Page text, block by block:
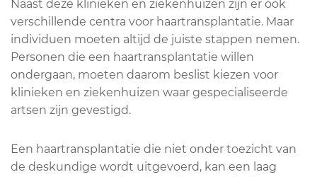
Naast deze klinieken en ziekenhuizen zijn er ook
verschillende centra voor haartransplantatie. Maar
individuen moeten altijd de juiste stappen nemen.
Personen die een haartransplantatie willen
ondergaan, moeten daarom beslist kiezen voor
klinieken en ziekenhuizen waar gespecialiseerde
artsen zijn gevestigd.
Een haartransplantatie die niet onder toezicht van
de deskundige wordt uitgevoerd, kan een laag